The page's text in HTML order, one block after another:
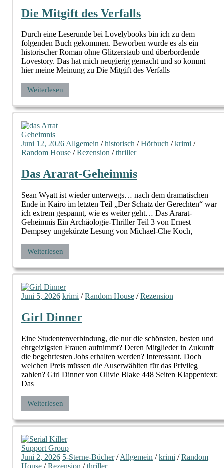
Die Mitgift des Verfalls
Durch eine Leserunde bei Lovelybooks bin ich zu dem
folgenden Buch gekommen. Beworben wurde es als ein
historischer Roman ohne Glitzerstaub und überbordende
Lovestory. Das hat mich neugierig gemacht und so kommt
hier meine Meinung zu Die Mitgift des Verfalls
Weiterlesen
Juni 12, 2026Allgemein /historisch /Hörbuch /krimi /
Random House /Rezension /thriller
Das Ararat-Geheimnis
Sean Wyatt ist wieder unterwegs… nach dem dramatischen
Ende in Kairo im letzten Teil „Der Schatz der Gerechten“ war
ich extrem gespannt, wie es weiter geht… Das Ararat-
Geheimnis Ein Archäologie-Thriller Teil 3 von Ernest
Dempsey ungekürzte Lesung von Michael-Che Koch,
Weiterlesen
Juni 5, 2026 krimi /Random House /Rezension
Girl Dinner
Eine Studentenverbindung, die nur die schönsten, besten und
ehrgeizigsten Frauen aufnimmt? Deren Mitglieder in Zukunft
die begehrtesten Jobs erhalten werden? Interessant. Doch
welchen Preis müssen die Auserwählten für das Privileg
zahlen? Girl Dinner von Olivie Blake 448 Seiten Klappentext:
Das
Weiterlesen
Juni 2, 2026 5-Sterne-Bücher/Allgemein /krimi /Random
House /Rezension /thriller